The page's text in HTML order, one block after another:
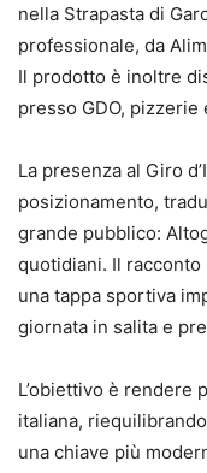
nella Strapasta di
professionale, da
Il prodotto è inoltre
presso GDO,
La presenza al Giro
posizionamento,
grande pubblico:
quotidiani. Il
una tappa sportiva
giornata in salita e
L’obiettivo è rendere
italiana,
una chiave più